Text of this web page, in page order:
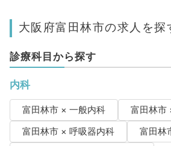
大阪府富田林市の求人を探
診療科目から探す
内科
富田林市 × 一般内科
富田林市
富田林市 × 呼吸器内科
富田林